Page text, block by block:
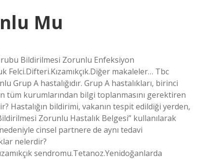
Mu
Bildirilmesi Zorunlu Enfeksiyon
Felci.Difteri.Kızamıkçık.Diğer makaleler… Tbc
A hastalığıdır. Grup A hastalıkları, birinci
tüm kurumlarından bilgi toplanmasını gerektiren
Hastalığın bildirimi, vakanın tespit edildiği yerden,
Zorunlu Hastalık Belgesi” kullanılarak
cinsel partnere de aynı tedavi
nelerdir?
sendromu.Tetanoz.Yenidoğanlarda